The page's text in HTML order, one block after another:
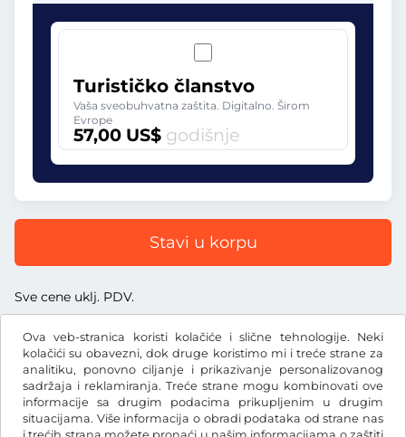
Ova veb-stranica koristi kolačiće i slične tehnologije. Neki
kolačići su obavezni, dok druge koristimo mi i treće strane za
analitiku, ponovno ciljanje i prikazivanje personalizovanog
sadržaja i reklamiranja. Treće strane mogu kombinovati ove
informacije sa drugim podacima prikupljenim u drugim
situacijama. Više informacija o obradi podataka od strane nas
Turističko članstvo
Vaša sveobuhvatna zaštita. Digitalno. Širom
Evrope
57,00 US$ godišnje
Stavi u korpu
Sve cene uklj. PDV.
US$USD